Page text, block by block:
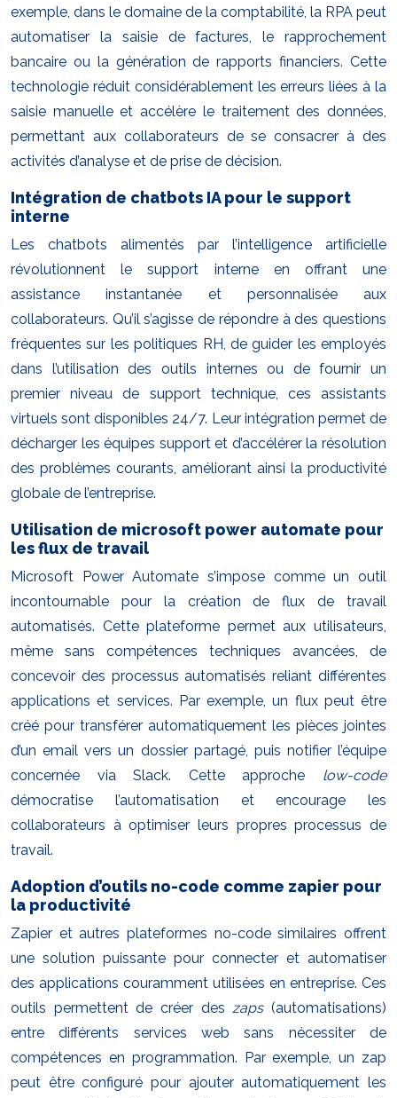
exemple, dans le domaine de la comptabilité, la RPA peut
automatiser la saisie de factures, le rapprochement
bancaire ou la génération de rapports financiers. Cette
technologie réduit considérablement les erreurs liées à la
saisie manuelle et accélère le traitement des données,
permettant aux collaborateurs de se consacrer à des
activités d’analyse et de prise de décision.
Intégration de chatbots IA pour le support
interne
Les chatbots alimentés par l’intelligence artificielle
révolutionnent le support interne en offrant une
assistance instantanée et personnalisée aux
collaborateurs. Qu’il s’agisse de répondre à des questions
fréquentes sur les politiques RH, de guider les employés
dans l’utilisation des outils internes ou de fournir un
premier niveau de support technique, ces assistants
virtuels sont disponibles 24/7. Leur intégration permet de
décharger les équipes support et d’accélérer la résolution
des problèmes courants, améliorant ainsi la productivité
globale de l’entreprise.
Utilisation de microsoft power automate pour
les flux de travail
Microsoft Power Automate s’impose comme un outil
incontournable pour la création de flux de travail
automatisés. Cette plateforme permet aux utilisateurs,
même sans compétences techniques avancées, de
concevoir des processus automatisés reliant différentes
applications et services. Par exemple, un flux peut être
créé pour transférer automatiquement les pièces jointes
d’un email vers un dossier partagé, puis notifier l’équipe
concernée via Slack. Cette approche low-code
démocratise l’automatisation et encourage les
collaborateurs à optimiser leurs propres processus de
travail.
Adoption d’outils no-code comme zapier pour
la productivité
Zapier et autres plateformes no-code similaires offrent
une solution puissante pour connecter et automatiser
des applications couramment utilisées en entreprise. Ces
outils permettent de créer deszaps(automatisations)
entre différents services web sans nécessiter de
compétences en programmation. Par exemple, un zap
peut être configuré pour ajouter automatiquement les